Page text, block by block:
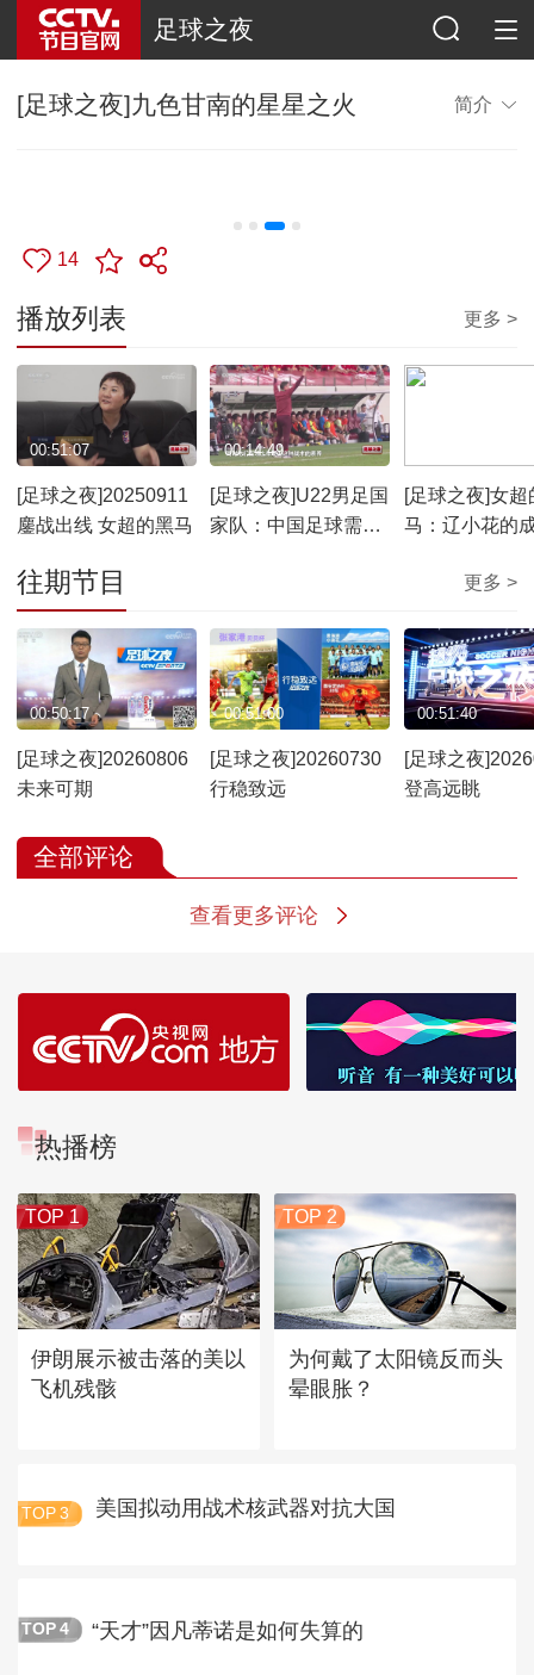
足球之夜
[足球之夜]九色甘南的星星之火 简介
14
播放列表 更多 >
[足球之夜]20250911
鏖战出线 女超的黑马
00:51:07
[足球之夜]U22男足国
家队：中国足球需要
00:14:49
[足球之夜]女超
马：辽小花的
往期节目 更多 >
[足球之夜]20260806
未来可期
00:50:17
[足球之夜]20260730
行稳致远
00:51:00
[足球之夜
登高远眺
00:51:40
全部评论
查看更多评论
热播榜
TOP 1
伊朗展示被击落的美以
飞机残骸
TOP 2
为何戴了太阳镜反而头
晕眼胀？
TOP 3 美国拟动用战术核武器对抗大国
TOP 4 “天才”因凡蒂诺是如何失算的